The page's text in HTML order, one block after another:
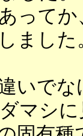
って
ました
いで
マシに